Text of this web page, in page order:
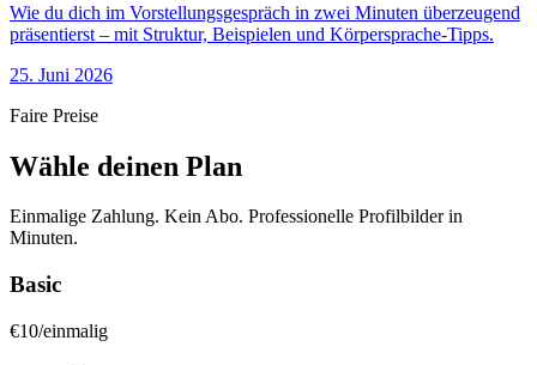
Wie du dich im Vorstellungsgespräch in zwei Minuten überzeugend
präsentierst – mit Struktur, Beispielen und Körpersprache-Tipps.
25. Juni 2026
Faire Preise
Wähle deinen Plan
Einmalige Zahlung. Kein Abo. Professionelle Profilbilder in
Minuten.
Basic
€10/einmalig